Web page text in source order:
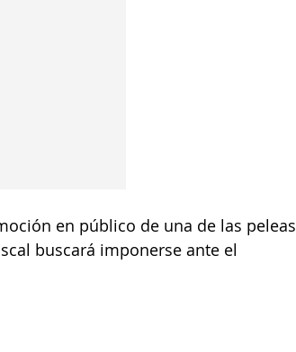
en público de una de las peleas
buscará imponerse ante el